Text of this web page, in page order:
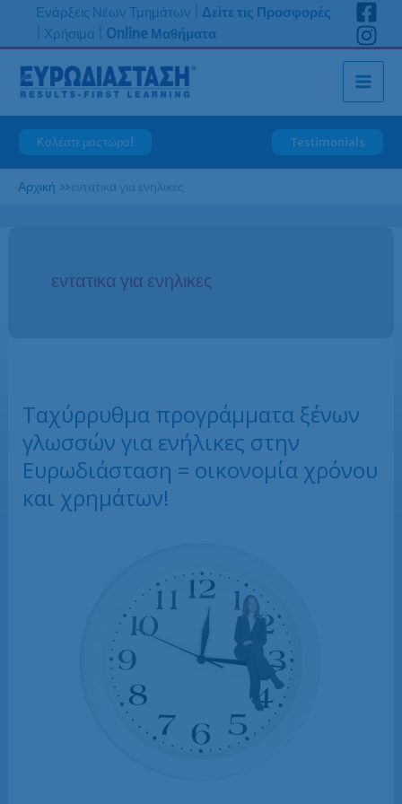
Μετάβαση
περιεχόμενο
Ενάρξεις Νέων Τμημάτων
Δείτε τις Προσφορές
Χρήσιμα Online Μαθήματα
Καλέστε μας τώρα! Testimonials
Αρχική »εντατικα για ενηλικες
εντατικα για ενηλικες
Ταχύρρυθμα προγράμματα ξένων
γλωσσών για ενήλικες στην
Ευρωδιάσταση = οικονομία χρόνου
και χρημάτων!